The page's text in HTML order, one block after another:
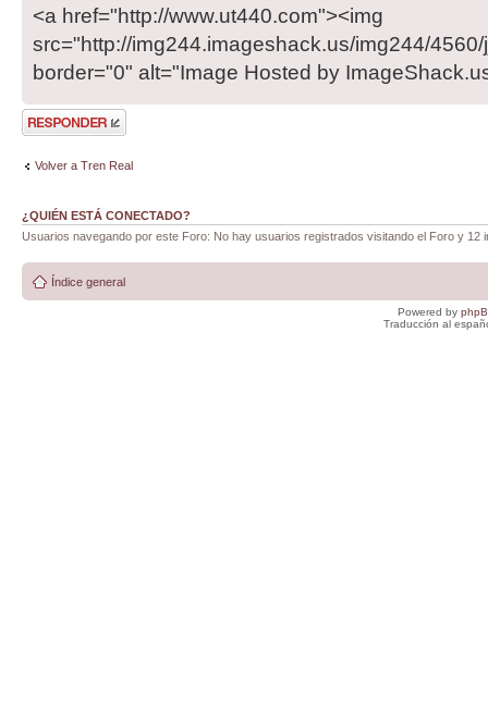
<a href="http://www.ut440.com"><img
src="http://img244.imageshack.us/img244/
border="0" alt="Image Hosted by
Publicar una
respuesta
Volver a Tren Real
¿QUIÉN ESTÁ CONECTADO?
Usuarios navegando por este Foro: No hay usuarios registrados visitando el Foro y 12
Índice general
Powered by
Traducción al